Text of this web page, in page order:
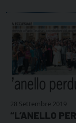
28 Settembre 2019
“L’ANELLO